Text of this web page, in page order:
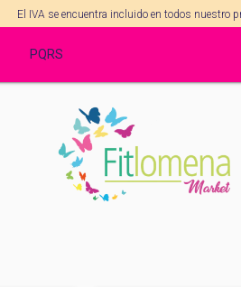
El IVA se encuentra incluido en todos nuestro
PQRS